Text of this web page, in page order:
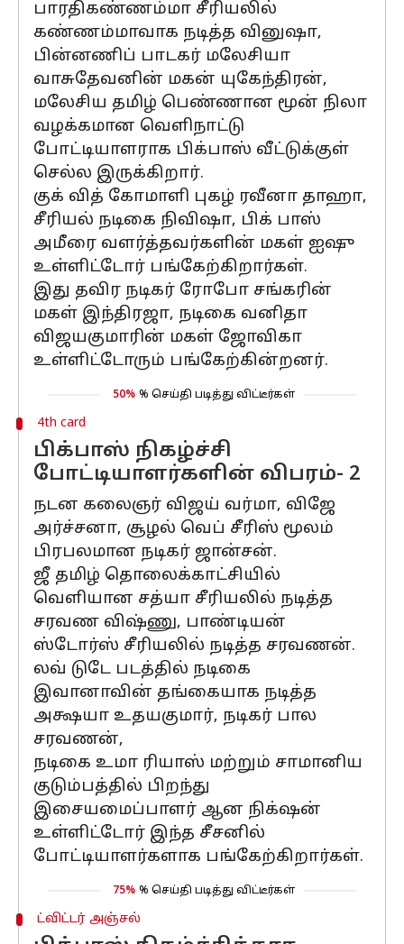
பாரதிகண்ணம்மா சீரியலில்
கண்ணம்மாவாக நடித்த வினுஷா,
பின்னணிப் பாடகர் மலேசியா
வாசுதேவனின் மகன் யுகேந்திரன்,
மலேசிய தமிழ் பெண்ணான மூன் நிலா
வழக்கமான வெளிநாட்டு
போட்டியாளராக பிக்பாஸ் வீட்டுக்குள்
செல்ல இருக்கிறார்.
குக் வித் கோமாளி புகழ் ரவீனா தாஹா,
சீரியல் நடிகை நிவிஷா, பிக் பாஸ்
அமீரை வளர்த்தவர்களின் மகள் ஐஷு
உள்ளிட்டோர் பங்கேற்கிறார்கள்.
இது தவிர நடிகர் ரோபோ சங்கரின்
மகள் இந்திரஜா, நடிகை வனிதா
விஜயகுமாரின் மகள் ஜோவிகா
உள்ளிட்டோரும் பங்கேற்கின்றனர்.
50% % செய்தி படித்து விட்டீர்கள்
4th card
பிக்பாஸ் நிகழ்ச்சி
போட்டியாளர்களின் விபரம்- 2
நடன கலைஞர் விஜய் வர்மா, விஜே
அர்ச்சனா, சூழல் வெப் சீரிஸ் மூலம்
பிரபலமான நடிகர் ஜான்சன்.
ஜீ தமிழ் தொலைக்காட்சியில்
வெளியான சத்யா சீரியலில் நடித்த
சரவண விஷ்ணு, பாண்டியன்
ஸ்டோர்ஸ் சீரியலில் நடித்த சரவணன்.
லவ் டுடே படத்தில் நடிகை
இவானாவின் தங்கையாக நடித்த
அக்ஷயா உதயகுமார், நடிகர் பால
சரவணன்,
நடிகை உமா ரியாஸ் மற்றும் சாமானிய
குடும்பத்தில் பிறந்து
இசையமைப்பாளர் ஆன நிக்‌ஷன்
உள்ளிட்டோர் இந்த சீசனில்
போட்டியாளர்களாக பங்கேற்கிறார்கள்.
75% % செய்தி படித்து விட்டீர்கள்
ட்விட்டர் அஞ்சல்